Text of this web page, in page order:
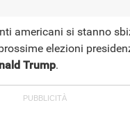
americani si stanno
elezioni
Trump.